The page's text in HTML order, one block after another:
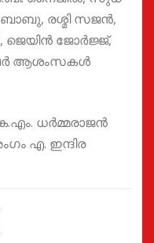
രശ്മി സജൻ,
ജെയിൻ ജോർജ്ജ്,
ആശംസകൾ
ധർമ്മരാജൻ
എ. ഇന്ദിര